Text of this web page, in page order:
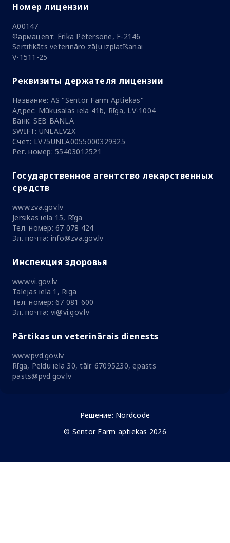
Номер лицензии
A00147
Фармацевт: Ērika Pētersone, F-2146
Sertifikāts veterināro zāļu izplatīšanai
V-1511-25
Реквизиты держателя лицензии
Название: AS "Sentor Farm Aptiekas"
Адрес: Mūkusalas iela 41b, Rīga, LV-1004
Банк: SEB BANLA
SWIFT: UNLALV2X
Счет: LV75UNLA0055000329325
Рег. номер: 55403012521
Государственное агентство лекарственных
средств
www.zva.gov.lv
Jersikas iela 15, Rīga
Тел. номер: 67 078 424
Эл. почта: info@zva.gov.lv
Инспекция здоровья
www.vi.gov.lv
Talejas iela 1, Riga
Тел. номер: 67 081 600
Эл. почта: vi@vi.gov.lv
Pārtikas un veterinārais dienests
www.pvd.gov.lv
Rīga, Peldu iela 30, tālr. 67095230, epasts
pasts@pvd.gov.lv
Решение: Nordcode
© Sentor Farm aptiekas 2026